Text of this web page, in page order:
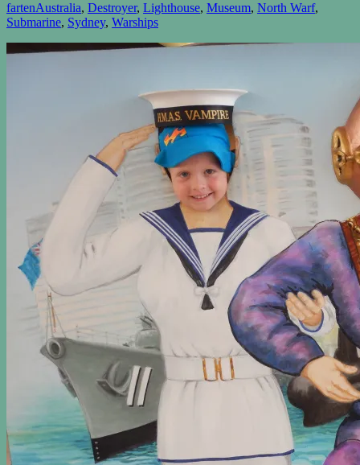
fartenAustralia, Destroyer, Lighthouse, Museum, North Warf,
Submarine, Sydney, Warships